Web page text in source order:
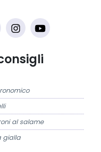
al salame
gialla